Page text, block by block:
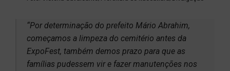
“Por determinação do prefeito Mário Abrahim,
começamos a limpeza do cemitério antes da
ExpoFest, também demos prazo para que as
famílias pudessem vir e fazer manutenções nos